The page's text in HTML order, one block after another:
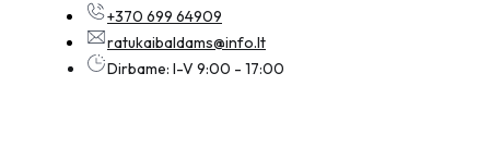
+370 699 64909
ratukaibaldams@info.lt
Dirbame: I-V 9:00 - 17:00